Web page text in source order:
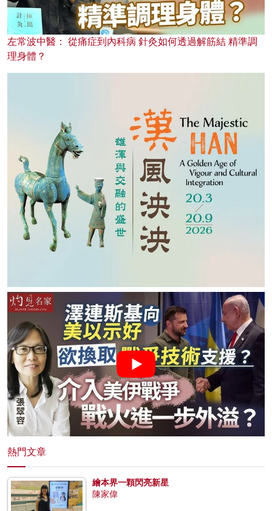
左常波中醫： 從痛症到內科病 針灸如何透過解筋結 精準調
理身體？
熱門文章
繪本界一顆閃亮新星
陳家偉